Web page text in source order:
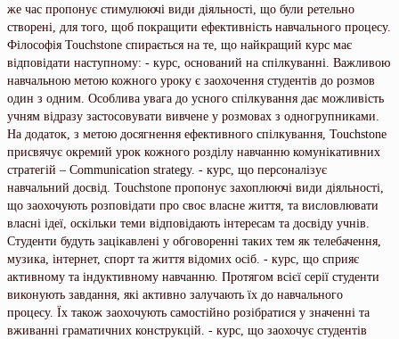
же час пропонує стимулюючі види діяльності, що були ретельно
створені, для того, щоб покращити ефективність навчального процесу.
Філософія Touchstone спирається на те, що найкращий курс має
відповідати наступному: - курс, оснований на спілкуванні. Важливою
навчальною метою кожного уроку є заохочення студентів до розмов
один з одним. Особлива увага до усного спілкування дає можливість
учням відразу застосовувати вивчене у розмовах з одногрупниками.
На додаток, з метою досягнення ефективного спілкування, Touchstone
присвячує окремий урок кожного розділу навчанню комунікативних
стратегій – Communication strategy. - курс, що персоналізує
навчальний досвід. Touchstone пропонує захоплюючі види діяльності,
що заохочують розповідати про своє власне життя, та висловлювати
власні ідеї, оскільки теми відповідають інтересам та досвіду учнів.
Студенти будуть зацікавлені у обговоренні таких тем як телебачення,
музика, інтернет, спорт та життя відомих осіб. - курс, що сприяє
активному та індуктивному навчанню. Протягом всієї серії студенти
виконують завдання, які активно залучають їх до навчального
процесу. Їх також заохочують самостійно розібратися у значенні та
вживанні граматичних конструкцій. - курс, що заохочує студентів